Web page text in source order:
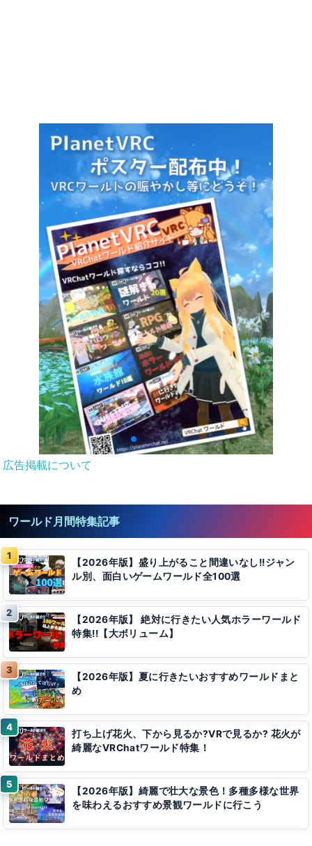
広告掲載について
ワールド月間特集記事
【2026年版】盛り上がること間違いなし!!ジャン
ル別、面白いゲームワールド全100選
【2026年版】 絶対に行きたい人気ホラーワールド
特集!!【大ボリューム】
【2026年版】夏に行きたいおすすめワールドまと
め
打ち上げ花火、下から見るか?VRで見るか? 花火が
綺麗なVRChatワールド特集！
【2026年版】綺麗で壮大な景色！多種多様な世界
を味わえるおすすめ景観ワールドに行こう